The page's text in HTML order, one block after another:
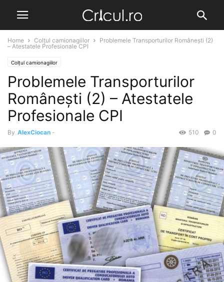
Home Colțul camionagiilor
Problemele Transporturilor Românești (2)
– Atestatele Profesionale CPI
Colțul camionagiilor
Problemele Transporturilor
Românești (2) – Atestatele
Profesionale CPI
By AlexCiocan - 0
510